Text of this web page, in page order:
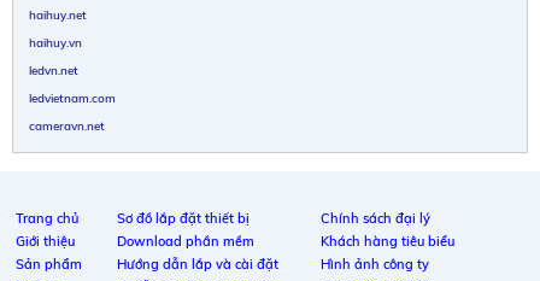
haihuy.net
haihuy.vn
ledvn.net
ledvietnam.com
cameravn.net
Trang chủ
Giới thiệu
Sản phẩm
Sơ đồ lắp đặt thiết bị
Download phần mềm
Hướng dẫn lắp và cài đặt
Chính sách đại lý
Khách hàng tiêu biểu
Hình ảnh công ty